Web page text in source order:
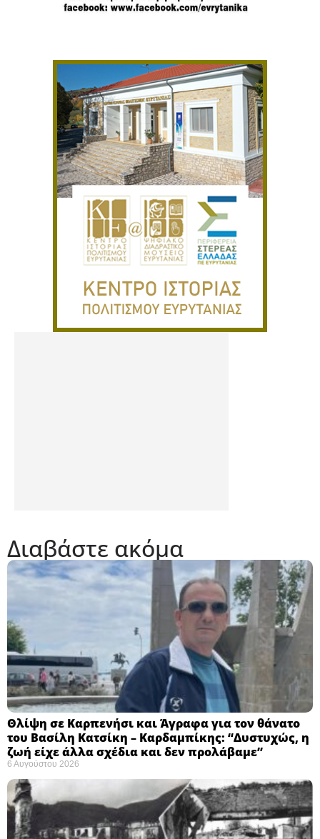
Διαβάστε ακόμα
Θλίψη σε Καρπενήσι και Άγραφα για τον θάνατο
του Βασίλη Κατσίκη – Καρδαμπίκης: “Δυστυχώς, η
ζωή είχε άλλα σχέδια και δεν προλάβαμε”
6 Αυγούστου 2026